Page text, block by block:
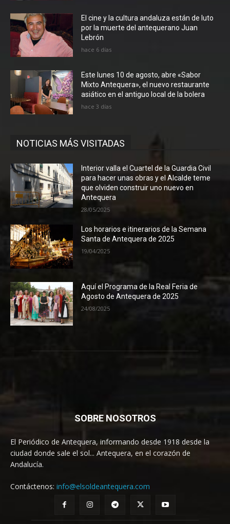
El cine y la cultura andaluza están de luto
por la muerte del antequerano Juan
Lebrón
hace 6 días
Este lunes 10 de agosto, abre «Sabor
Mixto Antequera», el nuevo restaurante
asiático en el antiguo local de la bolera
hace 3 días
NOTICIAS MÁS VISITADAS
Interior valla el Cuartel de la Guardia Civil
para hacer unas obras y el Alcalde teme
que olviden construir uno nuevo en
Antequera
28/05/2025
Los horarios e itinerarios de la Semana
Santa de Antequera de 2025
19/04/2025
Aquí el Programa de la Real Feria de
Agosto de Antequera de 2025
24/08/2025
SOBRE NOSOTROS
El Periódico de Antequera, informando desde 1918 desde la
ciudad donde sale el sol... Antequera, en el corazón de
Andalucía.
Contáctenos: info@elsoldeantequera.com